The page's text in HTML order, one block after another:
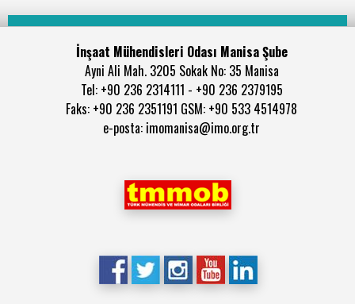
İnşaat Mühendisleri Odası Manisa Şube
Ayni Ali Mah. 3205 Sokak No: 35 Manisa
Tel: +90 236 2314111 - +90 236 2379195
Faks: +90 236 2351191 GSM: +90 533 4514978
e-posta: imomanisa@imo.org.tr